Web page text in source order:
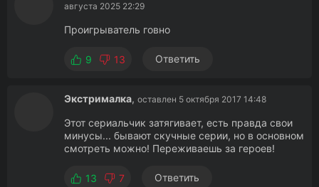
августа 2025 22:29
Проигрыватель говно
9 13 Ответить
Экстрималка, оставлен 5 октября 2017 14:48
Этот сериальчик затягивает, есть правда свои
минусы... бывают скучные серии, но в основном
смотреть можно! Переживаешь за героев!
13 7 Ответить